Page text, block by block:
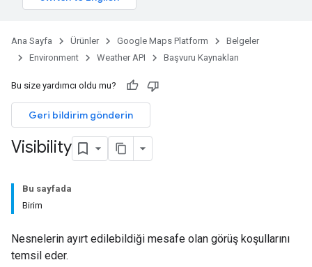
Ana Sayfa Ürünler Google Maps Platform
Belgeler
Environment
Weather API Başvuru Kaynakları
Bu size yardımcı oldu mu?
Geri bildirim gönderin
Visibility
Bu sayfada
Birim
Nesnelerin ayırt edilebildiği mesafe olan görüş koşullarını
temsil eder.